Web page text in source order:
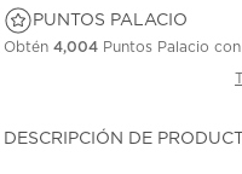
PUNTOS PALACIO
Obtén4,004 Puntos Palacio
DESCRIPCIÓN DE